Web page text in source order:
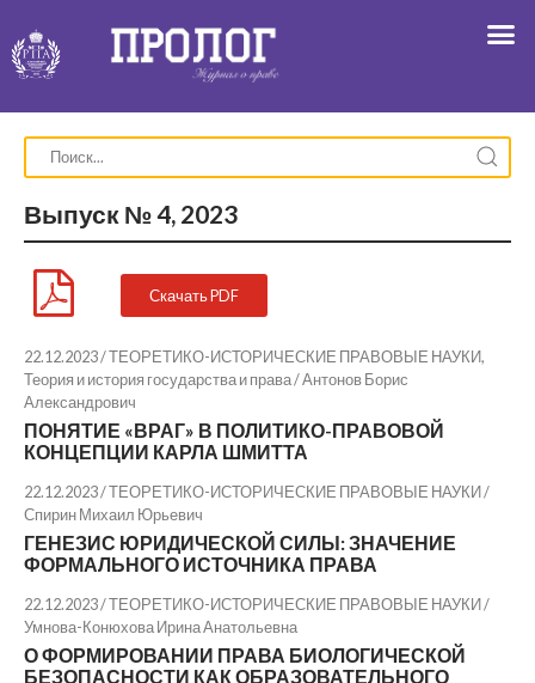
Выпуск № 4, 2023
Скачать PDF
22.12.2023 / ТЕОРЕТИКО-ИСТОРИЧЕСКИЕ ПРАВОВЫЕ НАУКИ,
Теория и история государства и права /Антонов Борис
Александрович
ПОНЯТИЕ «ВРАГ» В ПОЛИТИКО-ПРАВОВОЙ
КОНЦЕПЦИИ КАРЛА ШМИТТА
22.12.2023 / ТЕОРЕТИКО-ИСТОРИЧЕСКИЕ ПРАВОВЫЕ НАУКИ /
Спирин Михаил Юрьевич
ГЕНЕЗИС ЮРИДИЧЕСКОЙ СИЛЫ: ЗНАЧЕНИЕ
ФОРМАЛЬНОГО ИСТОЧНИКА ПРАВА
22.12.2023 / ТЕОРЕТИКО-ИСТОРИЧЕСКИЕ ПРАВОВЫЕ НАУКИ /
Умнова-Конюхова Ирина Анатольевна
О ФОРМИРОВАНИИ ПРАВА БИОЛОГИЧЕСКОЙ
БЕЗОПАСНОСТИ КАК ОБРАЗОВАТЕЛЬНОГО